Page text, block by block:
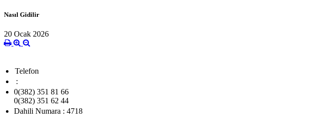
Nasıl Gidilir
20 Ocak 2026
Telefon
:
0(382) 351 81 66
0(382) 351 62 44
Dahili Numara : 4718